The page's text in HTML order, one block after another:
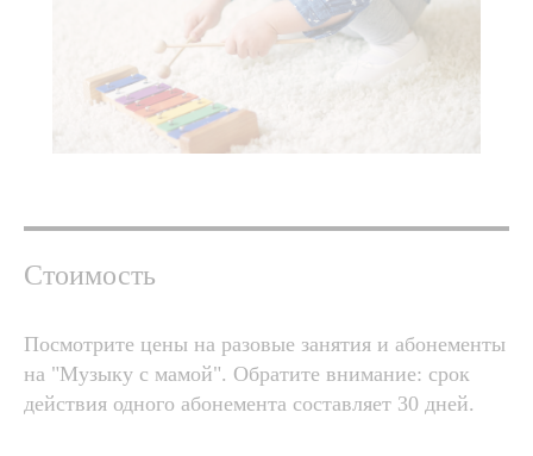
Стоимость
Посмотрите цены на разовые занятия и абонементы
на "Музыку с мамой". Обратите внимание: срок
действия одного абонемента составляет 30 дней.